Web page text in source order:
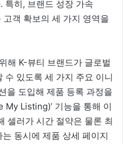
특히, 브랜드 성장 가속
객 확보의 세 가지 영역을
해 K-뷰티 브랜드가 글로벌
수 있도록 세 가지 주요 이니
을 도입해 제품 등록 과정을
My Listing)’ 기능을 통해 이
셀러가 시간 절약은 물론 최
동시에 제품 상세 페이지